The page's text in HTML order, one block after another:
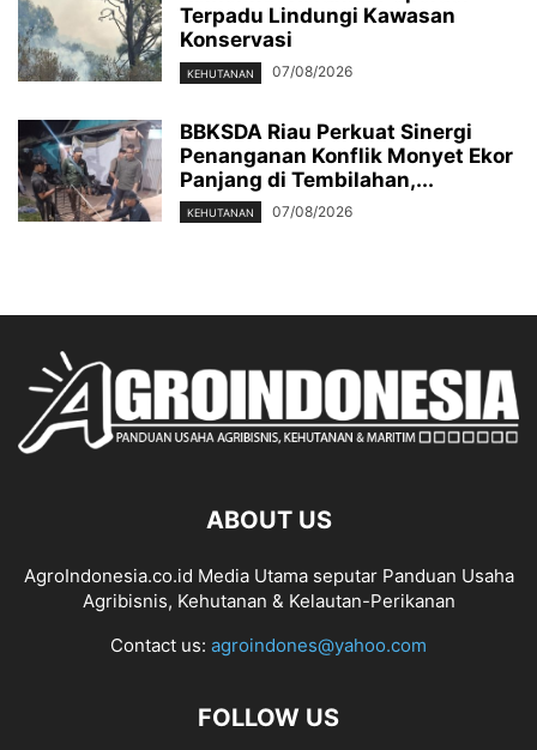
Terpadu Lindungi Kawasan
Konservasi
KEHUTANAN 07/08/2026
BBKSDA Riau Perkuat Sinergi
Penanganan Konflik Monyet Ekor
Panjang di Tembilahan,...
KEHUTANAN 07/08/2026
ABOUT US
AgroIndonesia.co.id Media Utama seputar Panduan Usaha
Agribisnis, Kehutanan & Kelautan-Perikanan
Contact us: agroindones@yahoo.com
FOLLOW US